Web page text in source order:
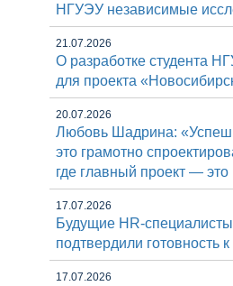
НГУЭУ независимые
21.07.2026
О разработке студента
для проекта
20.07.2026
Любовь Шадрина:
это грамотно
где главный проект —
17.07.2026
Будущие HR-
подтвердили готовность
17.07.2026